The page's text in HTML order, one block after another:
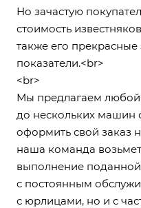
Но зачастую
стоимость
также его
показатели.<br>
<br>
Мы предлагаем любой
до нескольких
оформить свой заказ
наша команда
выполнение
с постоянным
с юрлицами, но и с